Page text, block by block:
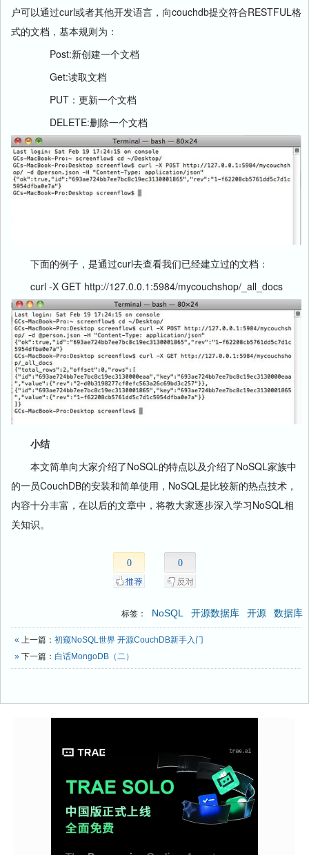
户可以通过curl或者其他开发语言，向couchdb提交符合RESTFUL格
式的文档，基本规则为：
Post:新创建一个文档
Get:读取文档
PUT：更新一个文档
DELETE:删除一个文档
下面的例子，是通过curl去查看我们已经建立过的文档：
curl -X GET http://127.0.0.1:5984/mycouchshop/_all_docs
小结
本文简单向大家介绍了NoSQL的特点以及介绍了NoSQL家族中
的一员CouchDB的安装和简单使用，NoSQL是比较新的热点技术，
内容十分丰富，在以后的文章中，将教大家逐步深入学习NoSQL相
关知识。
0 0
标签： NoSQL 开源数据库 开源 数据库
« 上一篇： 初窥NoSQL世界 开源CouchDB新手入门
» 下一篇： 白话MongoDB（二）